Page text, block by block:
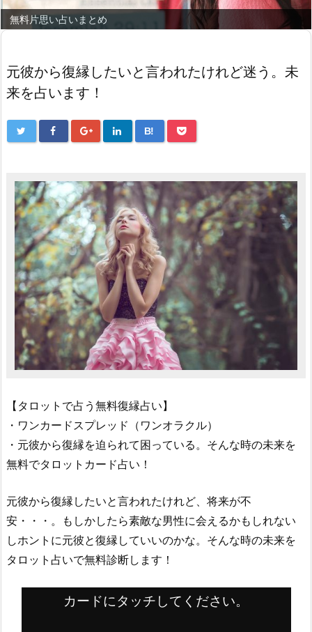
無料片思い占いまとめ
元彼から復縁したいと言われたけれど迷う。未
来を占います！
B!
【タロットで占う無料復縁占い】
・ワンカードスプレッド（ワンオラクル）
・元彼から復縁を迫られて困っている。そんな時の未来を
無料でタロットカード占い！
元彼から復縁したいと言われたけれど、将来が不
安・・・。もしかしたら素敵な男性に会えるかもしれない
しホントに元彼と復縁していいのかな。そんな時の未来を
タロット占いで無料診断します！
カードにタッチしてください。